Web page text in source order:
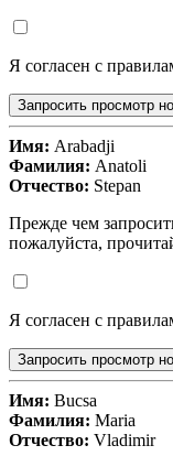
Я согласен с
Запросить просмотр
Имя: Arabadji
Фамилия: Anatoli
Отчество: Stepan
Прежде чем
пожалуйста,
Я согласен с
Запросить просмотр
Имя: Bucsa
Фамилия: Maria
Отчество: Vladimir